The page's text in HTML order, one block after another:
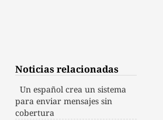
Noticias relacionadas
Un español crea un sistema
para enviar mensajes sin
cobertura